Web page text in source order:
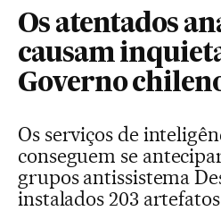
Os atentados
causam
Governo
Os serviços de
conseguem se
grupos antissistema
instalados 203